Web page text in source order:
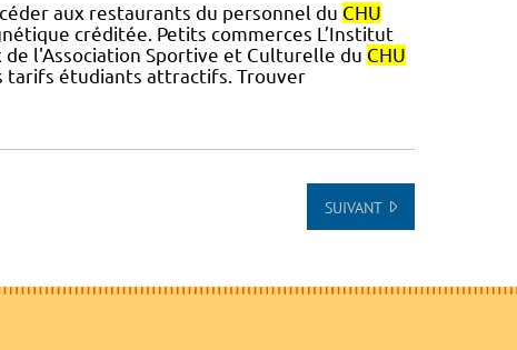
aux restaurants du personnel du CHU
créditée. Petits commerces L’Institut
l'Association Sportive et Culturelle du CHU
tarifs étudiants attractifs. Trouver
SUIVANT